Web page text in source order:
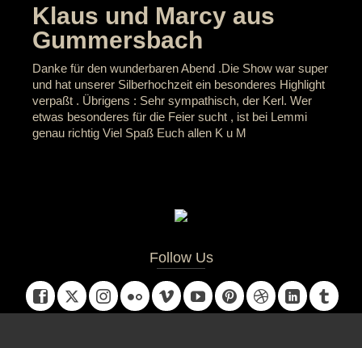
Klaus und Marcy aus
Gummersbach
Danke für den wunderbaren Abend .Die Show war super
und hat unserer Silberhochzeit ein besonderes Highlight
verpaßt . Übrigens : Sehr sympathisch, der Kerl. Wer
etwas besonderes für die Feier sucht , ist bei Lemmi
genau richtig Viel Spaß Euch allen K u M
Follow Us